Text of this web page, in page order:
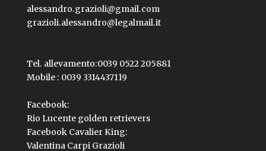
alessandro.grazioli@gmail.com
grazioli.alessandro@legalmail.it
Tel. allevamento:0039 0522 205881
Mobile : 0039 3314437119
Facebook:
Rio Lucente golden retrievers
Facebook Cavalier King:
Valentina Carpi Grazioli